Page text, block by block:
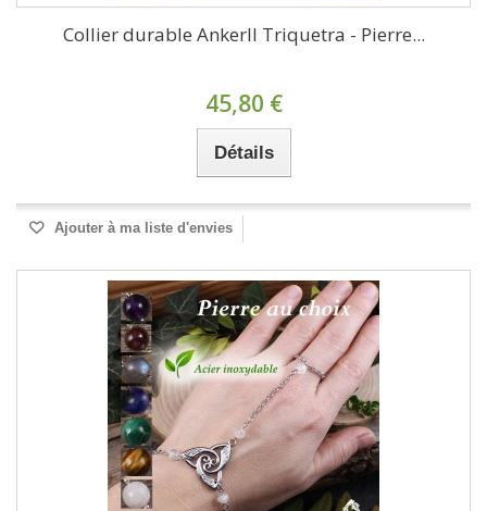
Collier durable Ankerll Triquetra - Pierre...
45,80 €
Détails
Ajouter à ma liste d'envies